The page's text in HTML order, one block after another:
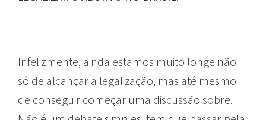
Infelizmente, ainda estamos muito longe não
só de alcançar a legalização, mas até mesmo
de conseguir começar uma discussão sobre.